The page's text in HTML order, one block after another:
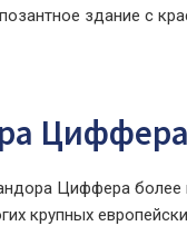
здание с
Циффера
Циффера более
крупных